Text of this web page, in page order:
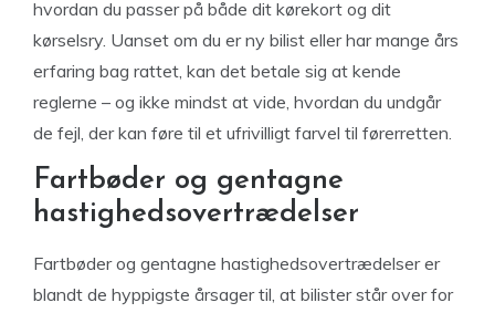
hvordan du passer på både dit kørekort og dit
kørselsry. Uanset om du er ny bilist eller har mange års
erfaring bag rattet, kan det betale sig at kende
reglerne – og ikke mindst at vide, hvordan du undgår
de fejl, der kan føre til et ufrivilligt farvel til førerretten.
Fartbøder og gentagne
hastighedsovertrædelser
Fartbøder og gentagne hastighedsovertrædelser er
blandt de hyppigste årsager til, at bilister står over for